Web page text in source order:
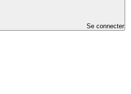
Se connecter